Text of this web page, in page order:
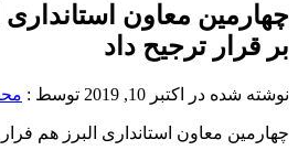
️چهارمین معاون استانداری
بر قرار ترجیح داد
نوشته شده در اکتبر 10, 2019 توسط :
️چهارمین معاون استانداری البرز هم فرار